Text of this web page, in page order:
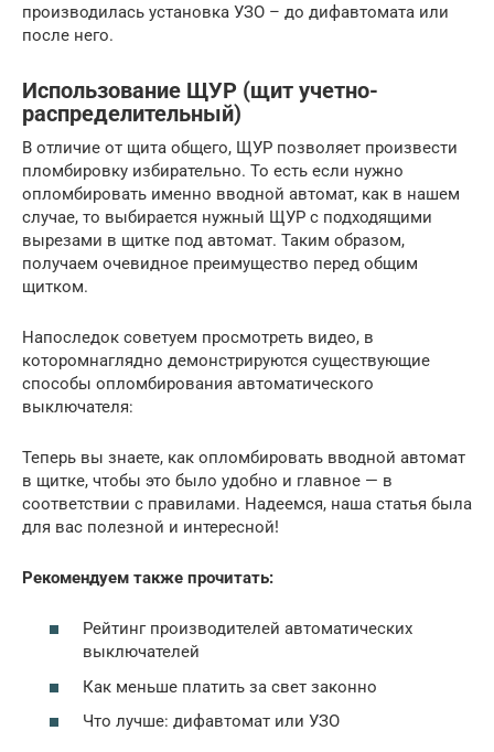
производилась установка УЗО – до дифавтомата или
после него.
Использование ЩУР (щит учетно-
распределительный)
В отличие от щита общего, ЩУР позволяет произвести
пломбировку избирательно. То есть если нужно
опломбировать именно вводной автомат, как в нашем
случае, то выбирается нужный ЩУР с подходящими
вырезами в щитке под автомат. Таким образом,
получаем очевидное преимущество перед общим
щитком.
Напоследок советуем просмотреть видео, в
которомнаглядно демонстрируются существующие
способы опломбирования автоматического
выключателя:
Теперь вы знаете, как опломбировать вводной автомат
в щитке, чтобы это было удобно и главное — в
соответствии с правилами. Надеемся, наша статья была
для вас полезной и интересной!
Рекомендуем также прочитать:
Рейтинг производителей автоматических
выключателей
Как меньше платить за свет законно
Что лучше: дифавтомат или УЗО